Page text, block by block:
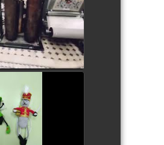
video
мухи - цокотухи
video